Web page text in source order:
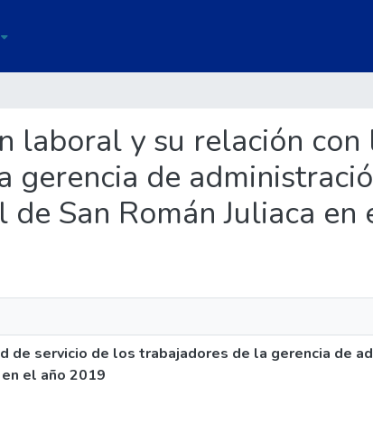
laboral y su relación
gerencia de
San Román Juliaca en
de servicio de los trabajadores de la gerencia de
el año 2019